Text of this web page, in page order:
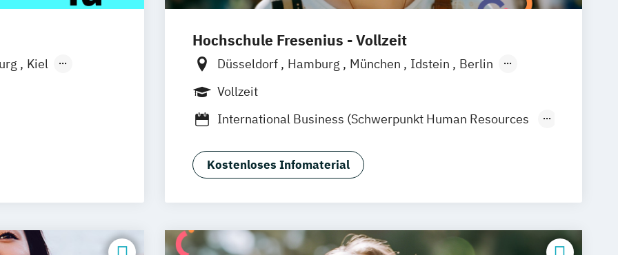
Kiel
EN)
Hochschule Fresenius - Vollzeit
Düsseldorf Hamburg München Idstein
Berlin
Frankfurt am Main
Vollzeit
International Business (Schwerpunkt Human Resources
Psychologie
Rechtspsychologie
Wirtschaftspsychologie
Kostenloses Infomaterial